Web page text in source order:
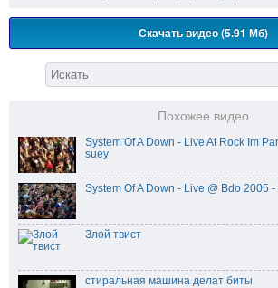
Скачать видео (5.91 Мб)
Похожее видео
System Of A Down - Live At Rock Im
suey
System Of A Down - Live @ Bdo 2005
Злой твист
стиральная машина делат биты